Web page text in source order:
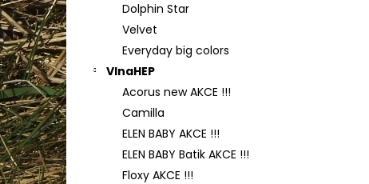
Dolphin Star
Velvet
Everyday big colors
VlnaHEP
Acorus new AKCE !!!
Camilla
ELEN BABY AKCE !!!
ELEN BABY Batik AKCE !!!
Floxy AKCE !!!